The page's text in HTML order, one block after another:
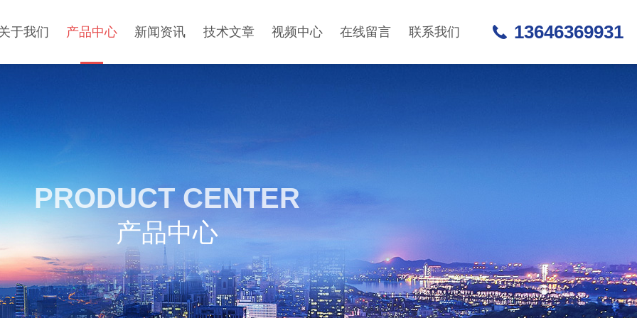
于我们 产品中心 新闻资讯 技术文章 视频中心 在线留言 联系我们 13646369931
PRODUCT CENTER
产品中心